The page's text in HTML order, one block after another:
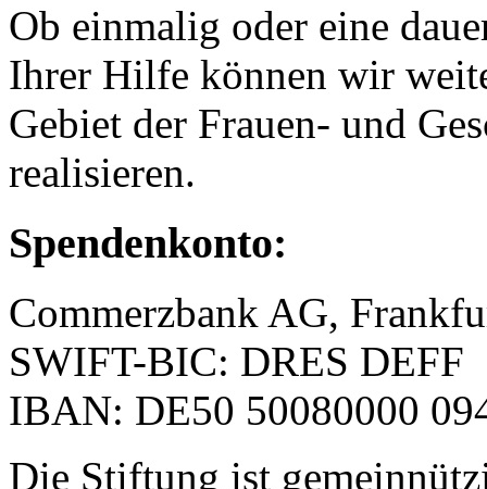
Ob einmalig oder eine
Ihrer Hilfe können wir
Gebiet der Frauen- und
realisieren.
Spendenkonto:
Commerzbank AG,
SWIFT-BIC: DRES DEFF
IBAN: DE50 50080000
Die Stiftung ist